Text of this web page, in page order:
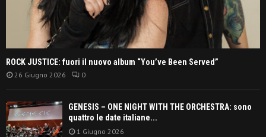
ROCK JUSTICE: fuori il nuovo album “You’ve Been Served”
26 Giugno 2026 0
GENESIS – ONE NIGHT WITH THE ORCHESTRA: sono
quattro le date italiane...
1 Giugno 2026